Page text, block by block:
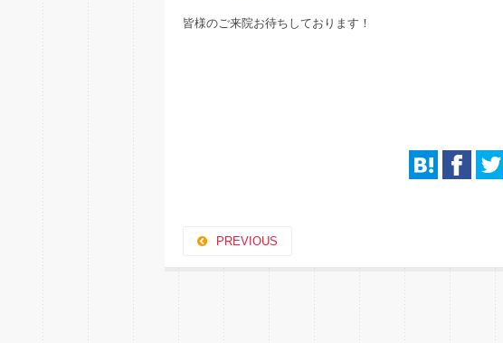
皆様のご来院お待ちしております！
PREVIOUS